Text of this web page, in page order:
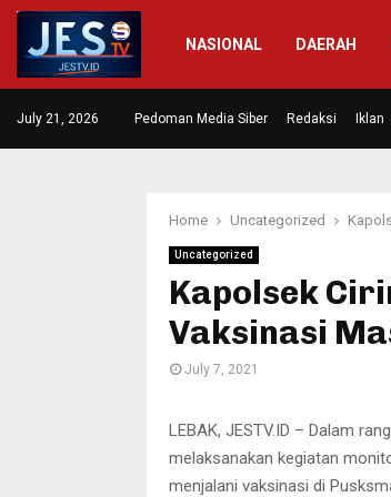
NASIONAL DAERAH
July 21, 2026 Pedoman Media Siber Redaksi Iklan
Masrakat di Dua
Home Uncategorized
Uncategorized
Kapolsek
Vaksinasi
July 7, 2021
LEBAK, JESTV.ID – Dalam
melaksanakan kegiatan
menjalani vaksinasi di